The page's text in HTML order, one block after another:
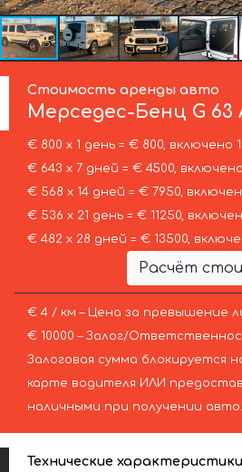
Стоимость аренды авто
Мерседес-Бенц G 63
€ 800 х 1 день = € 800, включено
€ 643 х 7 дней = € 4500,
€ 568 х 14 дней = € 7950,
€ 536 х 21 день = € 11250,
€ 482 х 28 дней = € 13500,
Расчёт
€ 4 / км – Цена за превышение
€ 10000 – Залог/
Залоговая сумма блокируется
карте водителя ИЛИ
наличными при получении авто.
Технические характеристики